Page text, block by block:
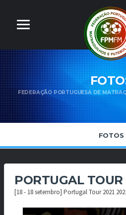
FEDERAÇÃO PORTUGUESA DE
FOTOS
PORTUGAL TOUR
[18 - 18 setembro] Portugal Tour 2021